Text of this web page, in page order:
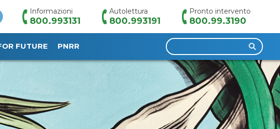
Informazioni
800.993131
Autolettura
800.993191
Pronto intervento
800.99.3190
FUTURE PNRR
Ricerca
per: